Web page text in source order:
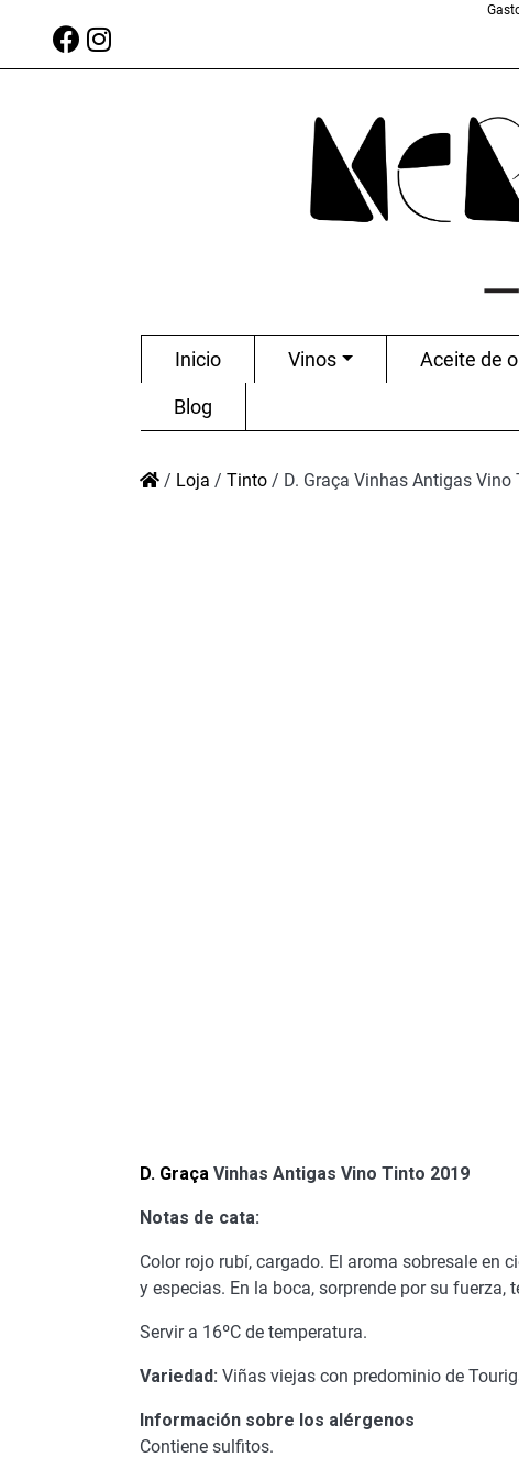
Inicio Vinos Aceite de
Blog
/ Loja / Tinto / D. Graça Vinhas Antigas Vino
D. Graça Vinhas Antigas Vino Tinto 2019
Notas de cata:
Color rojo rubí, cargado. El aroma sobresale en
y especias. En la boca, sorprende por su
Servir a 16ºC de temperatura.
Variedad: Viñas viejas con predominio de
Información sobre los alérgenos
Contiene sulfitos.